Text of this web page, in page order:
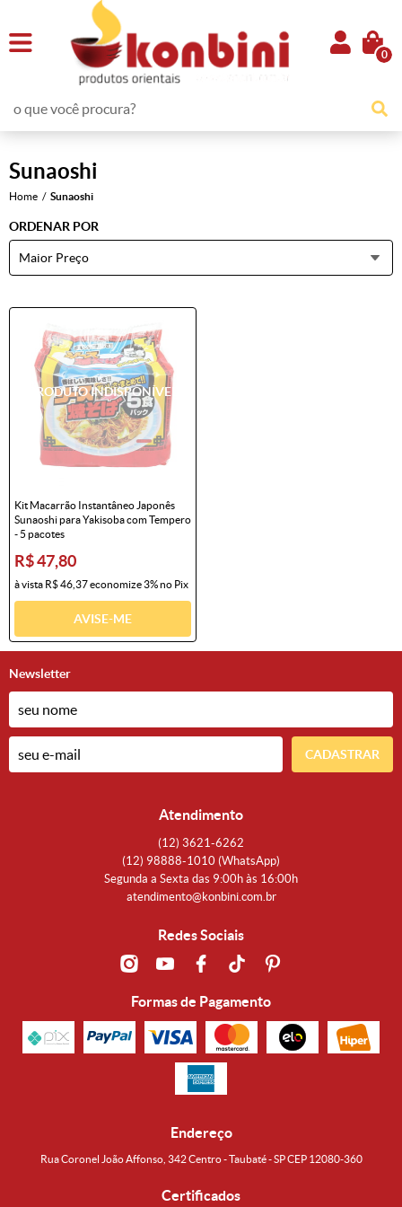
0
Sunaoshi
Home Sunaoshi
ORDENAR POR
Maior Preço
Kit Macarrão Instantâneo Japonês
Sunaoshi para Yakisoba com Tempero
- 5 pacotes
R$ 47,80
à vista R$ 46,37economize3%no Pix
AVISE-ME
Newsletter
CADASTRAR
Atendimento
(12) 3621-6262
(12) 98888-1010 (WhatsApp)
Segunda a Sexta das 9:00h às 16:00h
atendimento@konbini.com.br
Redes Sociais
Formas de Pagamento
Endereço
Rua Coronel João Affonso, 342 Centro - Taubaté - SP CEP 12080-360
Certificados